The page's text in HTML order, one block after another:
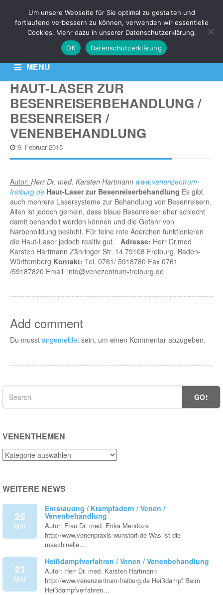
MENU
HOME KONTAKT DATENSCHUTZERKLÄRUNG
NEWS
Aktuelle News zu Ihren Venen-Themen: Krampfadern,
Besenreiser & Co
HAUT-LASER ZUR
BESENREISERBEHANDLUNG /
BESENREISER /
VENENBEHANDLUNG
9. Februar 2015
Autor: Herr Dr. med. Karsten Hartmann www.venenzentrum-
freiburg.de Haut-Laser zur Besenreiserbehandlung Es gibt
auch mehrere Lasersysteme zur Behandlung von Besenreisern.
Allen ist jedoch gemein, dass blaue Besenreiser eher schlecht
damit behandelt werden können und die Gefahr von
Narbenbildung besteht. Für feine rote Äderchen funktionieren
die Haut-Laser jedoch realtiv gut.
Adresse: Herr Dr.med
Karsten Hartmann Zähringer Str. 14 79108 Freiburg, Baden-
Württemberg Kontakt: Tel. 0761/ 5918780 Fax 0761
/59187820 Email info@venezentrum-freiburg.de
Add comment
Du musst angemeldet sein, um einen Kommentar abzugeben.
GO!
VENENTHEMEN
Venenthemen
WEITERE NEWS
25
MAI
Entstauung / Krampfadern / Venen /
Venenbehandlung
Autor: Frau Dr. med. Erika Mendoza
http://www.venenpraxis-wunstorf.de Was ist die
maschinelle…
21
MAI
Heißdampfverfahren / Venen / Venenbehandlung
Autor: Herr Dr. med. Karsten Hartmann
http://www.venenzentrum-freiburg.de Heißdampf Beim
Heißdampfverfahren…
Um unsere Webseite für Sie optimal zu gestalten und
fortlaufend verbessern zu können, verwenden wir essentielle
Cookies. Mehr dazu in unserer Datenschutzerklärung.
OK
Datenschutzerklärung